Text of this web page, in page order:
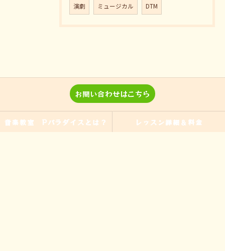
演劇 ミュージカル DTM
お問い合わせはこちら
音楽教室 Pパラダイスとは？ レッスン詳細＆料金